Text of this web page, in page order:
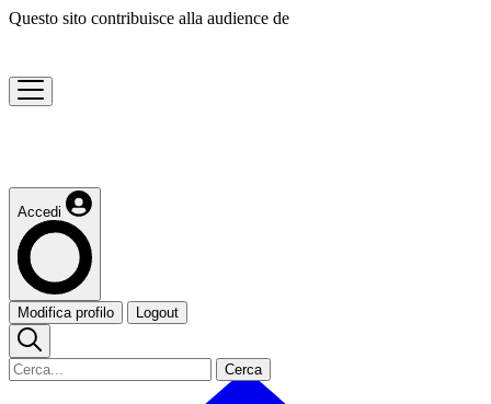
Questo sito contribuisce alla audience de
Accedi
Modifica profilo Logout
Cerca